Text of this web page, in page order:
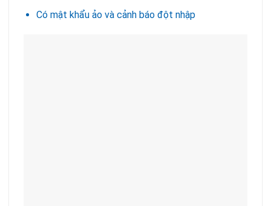
Có mật khẩu ảo và cảnh báo đột nhập